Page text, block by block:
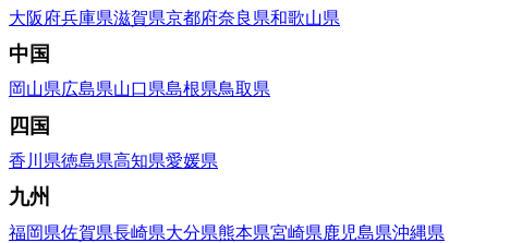
大阪府兵庫県滋賀県京都府奈良県和歌山県
中国
岡山県広島県山口県島根県鳥取県
四国
香川県徳島県高知県愛媛県
九州
福岡県佐賀県長崎県大分県熊本県宮崎県鹿児島県沖縄県